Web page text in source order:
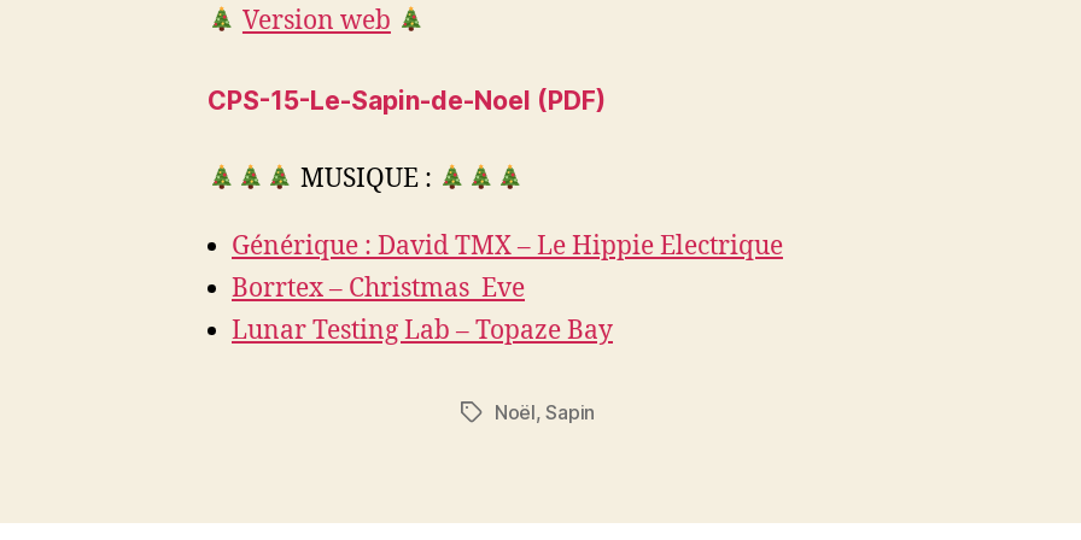
Version web
CPS-15-Le-Sapin-de-Noel (PDF)
MUSIQUE :
Générique : David TMX – Le Hippie Electrique
Borrtex – Christmas_Eve
Lunar Testing Lab – Topaze Bay
Étiquettes
Noël,Sapin